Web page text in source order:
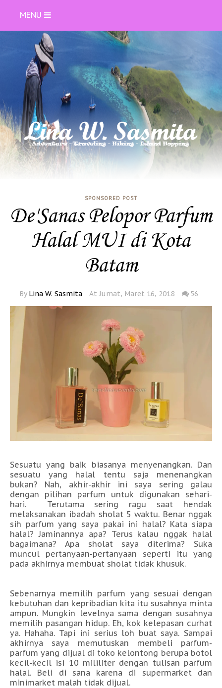
MENU
SPONSORED POST
De'Sanas Pelopor Parfum
Halal MUI di Kota
Batam
By Lina W. Sasmita At Jumat, Maret 16, 2018 56
Sesuatu yang baik biasanya menyenangkan. Dan
sesuatu yang halal tentu saja menenangkan
bukan? Nah, akhir-akhir ini saya sering galau
dengan pilihan parfum untuk digunakan sehari-
hari. Terutama sering ragu saat hendak
melaksanakan ibadah sholat 5 waktu. Benar nggak
sih parfum yang saya pakai ini halal? Kata siapa
halal? Jaminannya apa? Terus kalau nggak halal
bagaimana? Apa sholat saya diterima? Suka
muncul pertanyaan-pertanyaan seperti itu yang
pada akhirnya membuat sholat tidak khusuk.
Sebenarnya memilih parfum yang sesuai dengan
kebutuhan dan kepribadian kita itu susahnya minta
ampun. Mungkin levelnya sama dengan susahnya
memilih pasangan hidup. Eh, kok kelepasan curhat
ya. Hahaha. Tapi ini serius loh buat saya. Sampai
akhirnya saya memutuskan membeli parfum-
parfum yang dijual di toko kelontong berupa botol
kecil-kecil isi 10 mililiter dengan tulisan parfum
halal. Beli di sana karena di supermarket dan
minimarket malah tidak dijual.